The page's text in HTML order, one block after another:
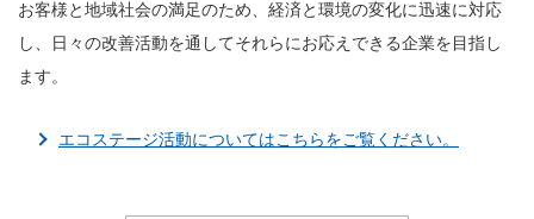
お客様と地域社会の満足のため、経済と環境の変化に迅速に対応
し、日々の改善活動を通してそれらにお応えできる企業を目指し
ます。
エコステージ活動についてはこちらをご覧ください。